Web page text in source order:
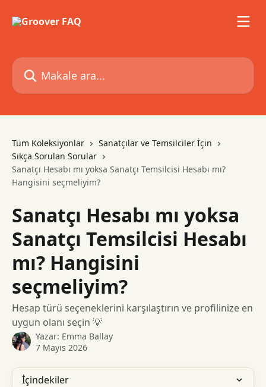
Makale ara...
Tüm Koleksiyonlar
Sanatçılar ve Temsilciler İçin
Sıkça Sorulan Sorular
Sanatçı Hesabı mı yoksa Sanatçı Temsilcisi Hesabı mı?
Hangisini seçmeliyim?
Sanatçı Hesabı mı yoksa
Sanatçı Temsilcisi Hesabı
mı? Hangisini
seçmeliyim?
Hesap türü seçeneklerini karşılaştırın ve profilinize en
uygun olanı seçin 💡
Yazar: Emma Ballay
7 Mayıs 2026
İçindekiler